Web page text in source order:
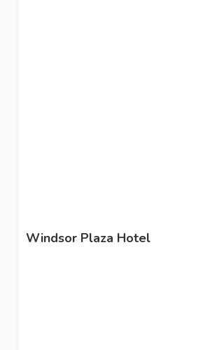
Windsor Plaza Hotel